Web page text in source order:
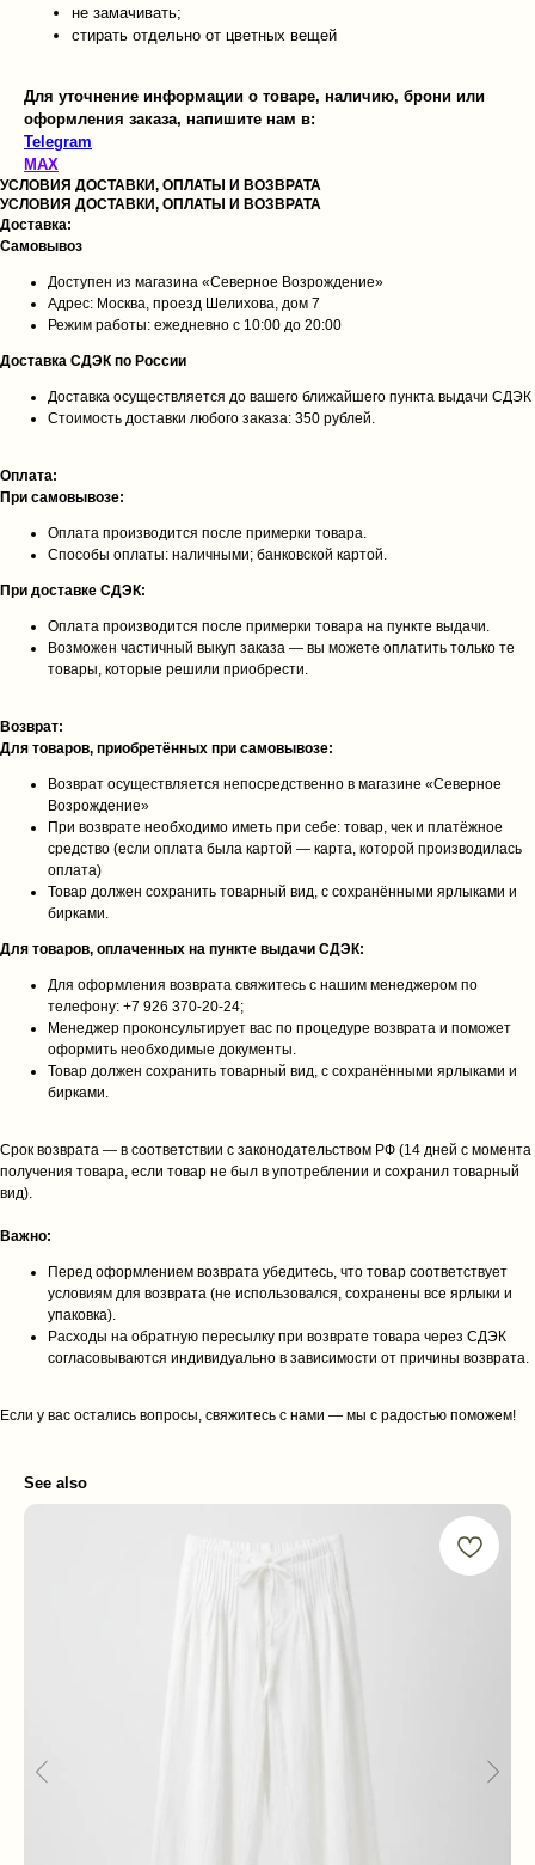
не замачивать;
стирать отдельно от цветных вещей
Для уточнение информации о товаре, наличию, брони или
оформления заказа, напишите нам в:
Telegram
MAX
УСЛОВИЯ ДОСТАВКИ, ОПЛАТЫ И ВОЗВРАТА
УСЛОВИЯ ДОСТАВКИ, ОПЛАТЫ И ВОЗВРАТА
Доставка:
Самовывоз
Доступен из магазина «Северное Возрождение»
Адрес: Москва, проезд Шелихова, дом 7
Режим работы: ежедневно с 10:00 до 20:00
Доставка СДЭК по России
Доставка осуществляется до вашего ближайшего пункта выдачи СДЭК
Стоимость доставки любого заказа: 350 рублей.
Оплата:
При самовывозе:
Оплата производится после примерки товара.
Способы оплаты: наличными; банковской картой.
При доставке СДЭК:
Оплата производится после примерки товара на пункте выдачи.
Возможен частичный выкуп заказа — вы можете оплатить только те
товары, которые решили приобрести.
Возврат:
Для товаров, приобретённых при самовывозе:
Возврат осуществляется непосредственно в магазине «Северное
Возрождение»
При возврате необходимо иметь при себе: товар, чек и платёжное
средство (если оплата была картой — карта, которой производилась
оплата)
Товар должен сохранить товарный вид, с сохранёнными ярлыками и
бирками.
Для товаров, оплаченных на пункте выдачи СДЭК:
Для оформления возврата свяжитесь с нашим менеджером по
телефону: +7 926 370‑20‑24;
Менеджер проконсультирует вас по процедуре возврата и поможет
оформить необходимые документы.
Товар должен сохранить товарный вид, с сохранёнными ярлыками и
бирками.
Срок возврата — в соответствии с законодательством РФ (14 дней с момента
получения товара, если товар не был в употреблении и сохранил товарный
вид).
Важно:
Перед оформлением возврата убедитесь, что товар соответствует
условиям для возврата (не использовался, сохранены все ярлыки и
упаковка).
Расходы на обратную пересылку при возврате товара через СДЭК
согласовываются индивидуально в зависимости от причины возврата.
Если у вас остались вопросы, свяжитесь с нами — мы с радостью поможем!
See also